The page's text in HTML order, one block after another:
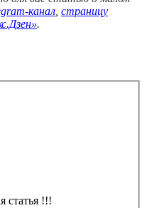
канал страницу
.
статья !!!